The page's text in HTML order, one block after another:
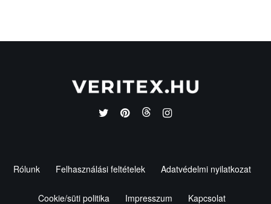
Rólunk Felhasználási feltételek Adatvédelmi nyilatkozat
Cookie/süti politika Impresszum Kapcsolat